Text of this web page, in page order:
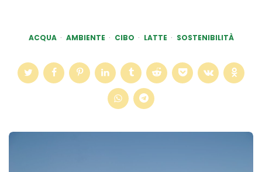
ACQUA AMBIENTE CIBO LATTE SOSTENIBILITÀ
Post